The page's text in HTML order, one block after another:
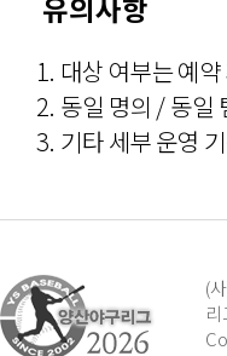
유의사항
1. 대상 여부는 예
2. 동일 명의 / 동일
3. 기타 세부 운영
(